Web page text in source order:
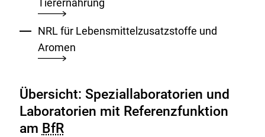
Tierernährung
NRL für Lebensmittelzusatzstoffe und
Aromen
Übersicht: Speziallaboratorien und
Laboratorien mit Referenzfunktion
am BfR